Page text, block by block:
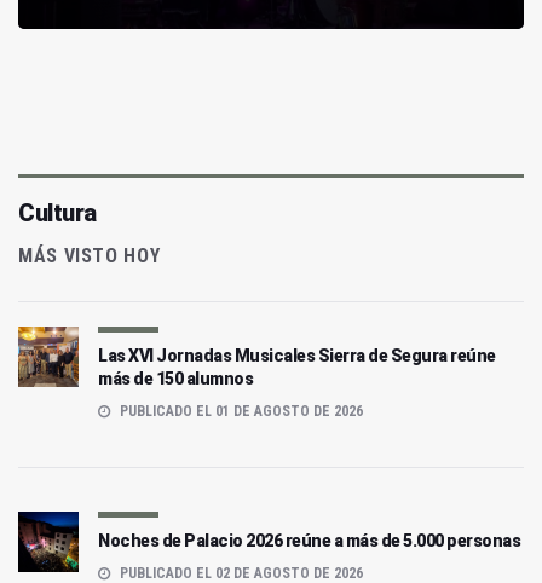
Cultura
MÁS VISTO HOY
Las XVI Jornadas Musicales Sierra de Segura reúne
más de 150 alumnos
PUBLICADO EL 01 DE AGOSTO DE 2026
Noches de Palacio 2026 reúne a más de 5.000 personas
PUBLICADO EL 02 DE AGOSTO DE 2026